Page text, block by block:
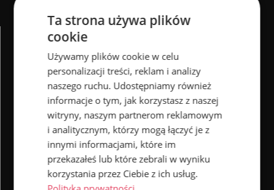
ADRES
ul. Warszawska 8/8
87-100 Toruń
Znajdź nas na mapie
KONTAKT
Ta strona używa plików
cookie
Używamy plików cookie w celu
personalizacji treści, reklam i analizy
naszego ruchu. Udostępniamy również
informacje o tym, jak korzystasz z naszej
witryny, naszym partnerom reklamowym
i analitycznym, którzy mogą łączyć je z
innymi informacjami, które im
przekazałeś lub które zebrali w wyniku
korzystania przez Ciebie z ich usług.